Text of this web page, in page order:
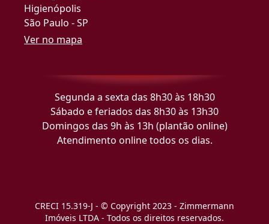
Higienópolis
São Paulo - SP
Ver no mapa
Segunda a sexta das 8h30 às 18h30
Sábado e feriados das 8h30 às 13h30
Domingos das 9h às 13h (plantão online)
Atendimento online todos os dias.
CRECI 15.319-J - © Copyright 2023 - Zimmermann
Imóveis LTDA - Todos os direitos reservados.